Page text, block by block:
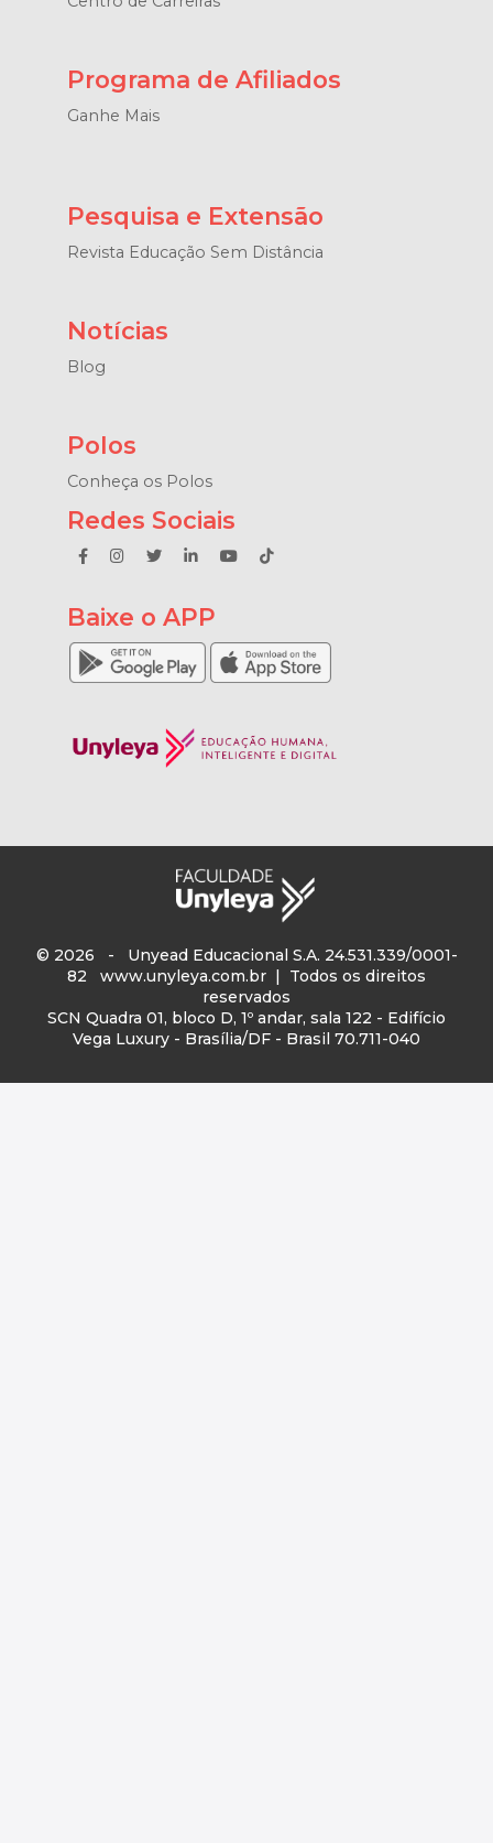
Programa de Afiliados
Ganhe Mais
Pesquisa e Extensão
Revista Educação Sem Distância
Notícias
Blog
Polos
Conheça os Polos
Redes Sociais
Baixe o APP
© 2026 - Unyead Educacional S.A. 24.531.339/0001-
82 www.unyleya.com.br | Todos os direitos
reservados
SCN Quadra 01, bloco D, 1º andar, sala 122 - Edifício
Vega Luxury - Brasília/DF - Brasil 70.711-040